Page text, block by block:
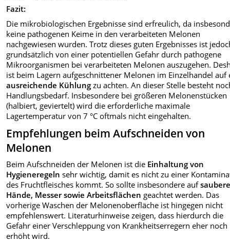
Fazit:
Die mikrobiologischen Ergebnisse sind erfreulich, da
keine pathogenen Keime in den verarbeiteten Melonen
nachgewiesen wurden. Trotz dieses guten Ergebnisses ist
grundsätzlich von einer potentiellen Gefahr durch pathogene
Mikroorganismen bei verarbeiteten Melonen auszugehen.
ist beim Lagern aufgeschnittener Melonen im Einzelhandel auf
ausreichende Kühlung zu achten. An dieser Stelle besteht
Handlungsbedarf. Insbesondere bei größeren Melonenstücken
(halbiert, geviertelt) wird die erforderliche maximale
Lagertemperatur von 7 °C oftmals nicht eingehalten.
Empfehlungen beim Aufschneiden von
Melonen
Beim Aufschneiden der Melonen ist die Einhaltung von
Hygieneregeln sehr wichtig, damit es nicht zu einer
des Fruchtfleisches kommt. So sollte insbesondere auf
Hände, Messer sowie Arbeitsflächen geachtet werden. Das
vorherige Waschen der Melonenoberfläche ist hingegen nicht
empfehlenswert. Literaturhinweise zeigen, dass hierdurch die
Gefahr einer Verschleppung von Krankheitserregern eher noch
erhöht wird.